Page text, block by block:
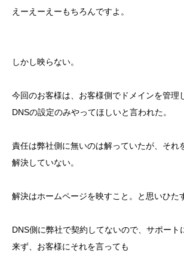
えーえーえーもちろんですよ。
しかし映らない。
今回のお客様は、お客様側でドメインを管理
DNSの設定のみやってほしいと言われた。
責任は弊社側に無いのは解っていたが、それ
解決していない。
解決はホームページを映すこと。と思いひた
DNS側に弊社で契約してないので、サポート
来ず、お客様にそれを言っても